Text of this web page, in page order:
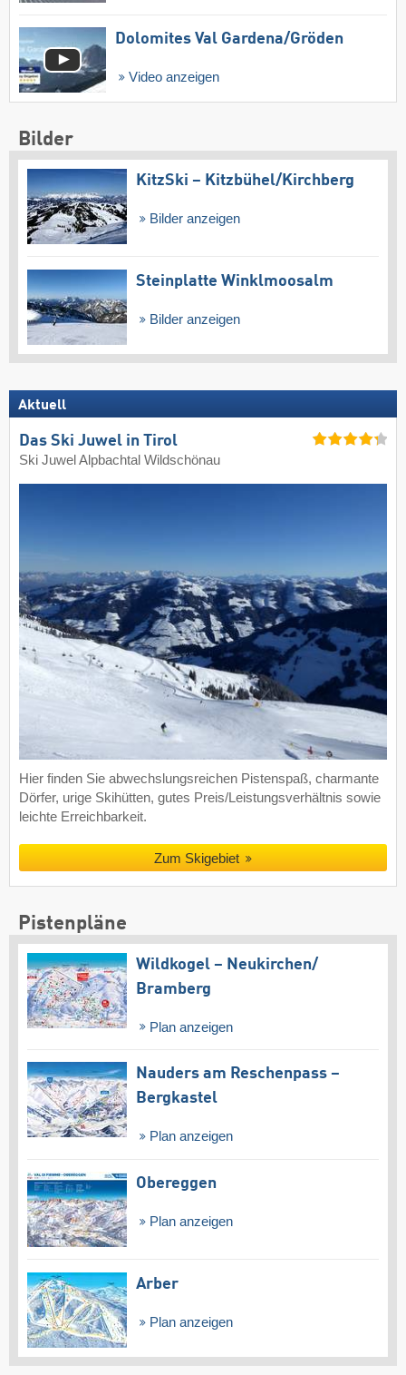
Dolomites Val Gardena/​Gröden
Video anzeigen
Bilder
KitzSki – Kitzbühel/​Kirchberg
Bilder anzeigen
Steinplatte Winklmoosalm
Bilder anzeigen
Aktuell
Das Ski Juwel in Tirol
Ski Juwel Alpbachtal Wildschönau
Hier finden Sie abwechslungsreichen Pistenspaß, charmante
Dörfer, urige Skihütten, gutes Preis/Leistungsverhältnis sowie
leichte Erreichbarkeit.
Zum Skigebiet
Pistenpläne
Wildkogel – Neukirchen/​
Bramberg
Plan anzeigen
Nauders am Reschenpass –
Bergkastel
Plan anzeigen
Obereggen
Plan anzeigen
Arber
Plan anzeigen